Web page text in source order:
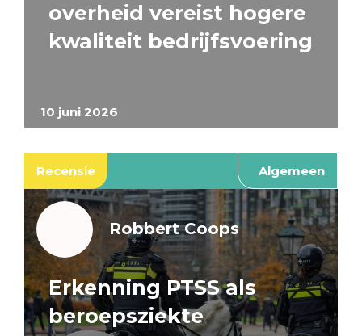
10 juni 2026
overheid vereist hogere
kwaliteit bedrijfsvoering
Recensie Algemeen
Robbert Coops
Erkenning PTSS als
beroepsziekte